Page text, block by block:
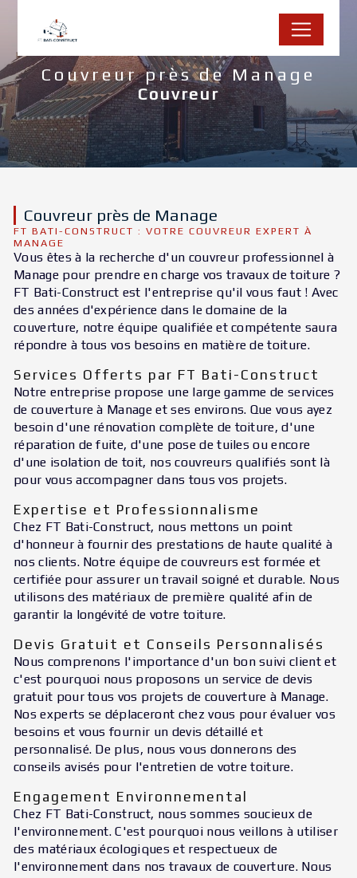
Couvreur près de Manage
Couvreur
Couvreur près de Manage
FT BATI-CONSTRUCT : VOTRE COUVREUR EXPERT À
MANAGE
Vous êtes à la recherche d'un couvreur professionnel à
Manage pour prendre en charge vos travaux de toiture ?
FT Bati-Construct est l'entreprise qu'il vous faut ! Avec
des années d'expérience dans le domaine de la
couverture, notre équipe qualifiée et compétente saura
répondre à tous vos besoins en matière de toiture.
Services Offerts par FT Bati-Construct
Notre entreprise propose une large gamme de services
de couverture à Manage et ses environs. Que vous ayez
besoin d'une rénovation complète de toiture, d'une
réparation de fuite, d'une pose de tuiles ou encore
d'une isolation de toit, nos couvreurs qualifiés sont là
pour vous accompagner dans tous vos projets.
Expertise et Professionnalisme
Chez FT Bati-Construct, nous mettons un point
d'honneur à fournir des prestations de haute qualité à
nos clients. Notre équipe de couvreurs est formée et
certifiée pour assurer un travail soigné et durable. Nous
utilisons des matériaux de première qualité afin de
garantir la longévité de votre toiture.
Devis Gratuit et Conseils Personnalisés
Nous comprenons l'importance d'un bon suivi client et
c'est pourquoi nous proposons un service de devis
gratuit pour tous vos projets de couverture à Manage.
Nos experts se déplaceront chez vous pour évaluer vos
besoins et vous fournir un devis détaillé et
personnalisé. De plus, nous vous donnerons des
conseils avisés pour l'entretien de votre toiture.
Engagement Environnemental
Chez FT Bati-Construct, nous sommes soucieux de
l'environnement. C'est pourquoi nous veillons à utiliser
des matériaux écologiques et respectueux de
l'environnement dans nos travaux de couverture. Nous